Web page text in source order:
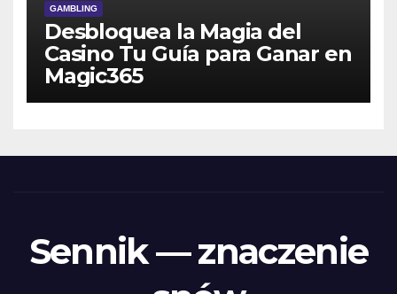
GAMBLING
Desbloquea la Magia del
Casino Tu Guía para Ganar en
Magic365
Sennik — znaczenie